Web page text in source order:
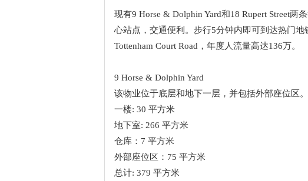
现有9 Horse & Dolphin Yard和18 Rupert Street
心站点，交通便利。步行5分钟内即可到达热门地
Tottenham Court Road，年度人流量高达136万。
9 Horse & Dolphin Yard
该物业位于底层和地下一层，并包括外部座位区。
一楼: 30 平方米
地下室: 266 平方米
仓库：7 平方米
外部座位区：75 平方米
总计: 379 平方米